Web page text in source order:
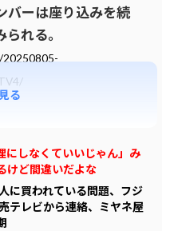
バーは座り込みを続
れる。
にしなくていいじゃん」み
けど間違いだよな
に買われている問題、フジ
テレビから連絡、ミヤネ屋
る